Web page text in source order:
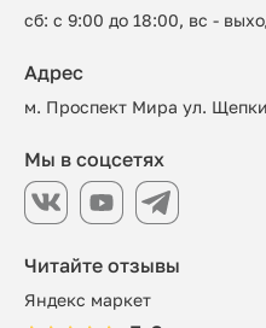
сб: с 9:00 до 18:00, вс -
Читайте отзывы
Яндекс маркет
Адрес
м. Проспект Мира ул.
Мы в соцсетях